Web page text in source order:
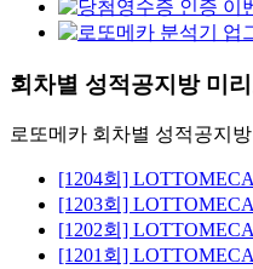
회차별 성적공지방 미리
로또메카 회차별 성적공지방
[1204회]
[1203회]
[1202회]
[1201회]